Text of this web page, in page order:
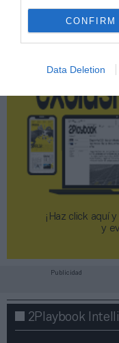
CONFIRM
Data Deletion
¡Haz click aquí
y
Publicidad
2Playbook